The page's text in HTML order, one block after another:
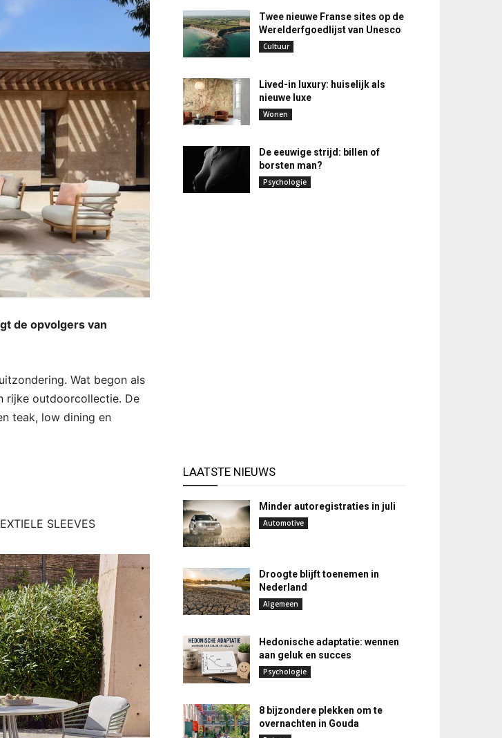
de opvolgers van
Wat begon als
rijke outdoorcollectie. De
teak, low dining en
SLEEVES
Twee nieuwe Franse sites op de
Werelderfgoedlijst van Unesco
Cultuur
Lived-in luxury: huiselijk als
nieuwe luxe
Wonen
De eeuwige strijd: billen of
borsten man?
Psychologie
LAATSTE NIEUWS
Minder autoregistraties in juli
Automotive
Droogte blijft toenemen in
Nederland
Algemeen
Hedonische adaptatie: wennen
aan geluk en succes
Psychologie
8 bijzondere plekken om te
overnachten in Gouda